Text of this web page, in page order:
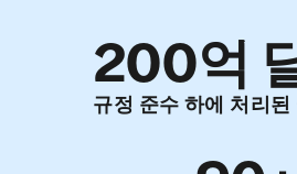
200억
규정 준수 하에 처리된